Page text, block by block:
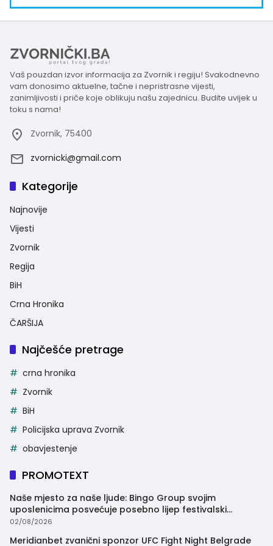
Vaš pouzdan izvor informacija za Zvornik i regiju! Svakodnevno
vam donosimo aktuelne, tačne i nepristrasne vijesti,
zanimljivosti i priče koje oblikuju našu zajednicu. Budite uvijek u
toku s nama!
Zvornik, 75400
zvornicki@gmail.com
Kategorije
Najnovije
Vijesti
Zvornik
Regija
BiH
Crna Hronika
ČARŠIJA
Najčešće pretrage
crna hronika
Zvornik
BiH
Policijska uprava Zvornik
obavjestenje
PROMOTEXT
Naše mjesto za naše ljude: Bingo Group svojim
uposlenicima posvećuje posebno lijep festivalski
trenutak
02/08/2026
Meridianbet zvanični sponzor UFC Fight Night Belgrade